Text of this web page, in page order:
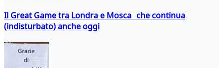
Il Great Game tra Londra e Mosca che continua
(indisturbato) anche oggi